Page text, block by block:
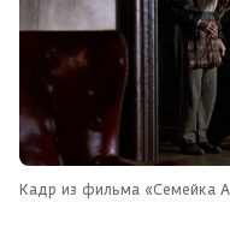
Кадр из фильма «Семейка